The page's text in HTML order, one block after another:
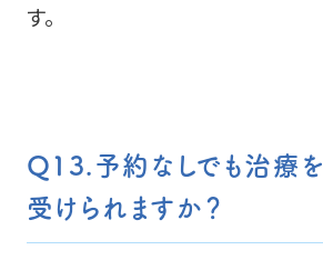
す。
Q13.予約なしでも治療を
受けられますか？